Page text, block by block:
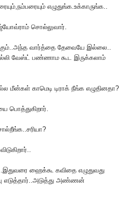
எழுதுங்க.உக்காருங்க..
சொல்லுவார்.
வார்த்தை தேவையே இல்லை..
வேஸ்ட் பண்ணாம கூட இருக்கலாம்
மீன்கள் காமெடி டிராக் நீங்க எழுதினதா?
பொத்துகிறார்.
ஹைக்கூ கவிதை எழுதுவது
எடுத்தார்..அடுத்து அண்ணன்